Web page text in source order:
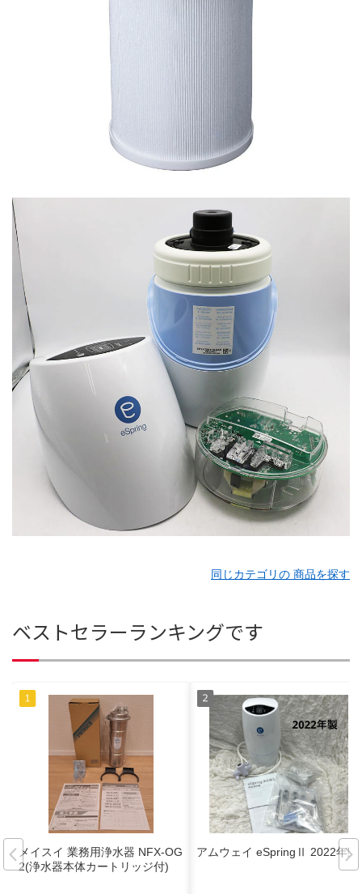
同じカテゴリの 商品を探す
ベストセラーランキングです
メイスイ 業務用浄水器 NFX-OG
2(浄水器本体カートリッジ付)
アムウェイ eSpringⅡ 2022年製